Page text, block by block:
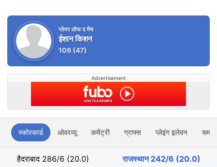
प्लेयर ऑफ द मैच
ईशान किशन
106 (47)
Advertisement
स्कोरकार्ड ओवरव्यू कमेंट्री ग्राफ्स प्लेइंग इलेवन
हैदराबाद 286/6 (20.0) राजस्थान 242/6 (20.0)